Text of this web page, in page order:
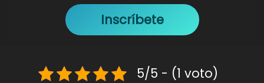
Inscríbete
5/5 - (1 voto)